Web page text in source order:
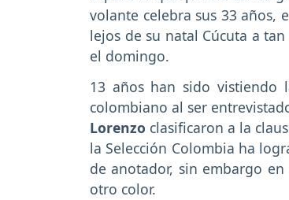
volante celebra sus 33 años,
lejos de su natal Cúcuta a
el domingo.
13 años han sido vistiendo
colombiano al ser
Lorenzo clasificaron a la
la Selección Colombia ha
de anotador, sin embargo
otro color.